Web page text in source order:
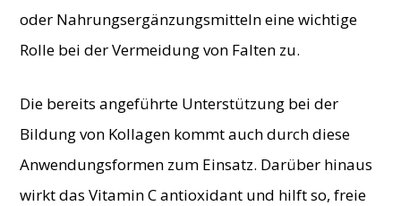
oder Nahrungsergänzungsmitteln eine wichtige
Rolle bei der Vermeidung von Falten zu.
Die bereits angeführte Unterstützung bei der
Bildung von Kollagen kommt auch durch diese
Anwendungsformen zum Einsatz. Darüber hinaus
wirkt das Vitamin C antioxidant und hilft so, freie